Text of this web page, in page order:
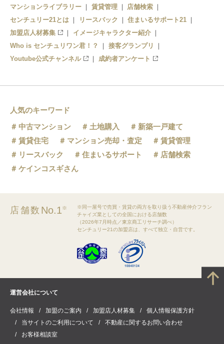
マンションライブラリー
賃貸管理
店舗検索
センチュリー21とは
リースバック
住まいるサポート21
加盟店人材募集
イメージキャラクター紹介
Who is センチュリワン君！？
接客グランプリ
Youtube公式チャンネル
成約者アンケート
人気のキーワード
中古マンション
土地購入
新築一戸建て
賃貸住宅
マンション売却・査定
賃貸管理
リースバック
住まいるサポート
店舗検索
ケインコスギさん
店舗数 No.1※
※同一屋号で売買・賃貸の両方を取り扱う不動産仲介フラン
チャイズ業としての全国における店舗数
（2026年7月時点／東京商工リサーチ調べ）
センチュリー21の加盟店は、すべて独立・自営です。
運営会社について
会社情報 加盟のご案内 加盟店人材募集
個人情報保護方針
当サイトのご利用について
不動産に関するお問い合わせ
お客様相談室